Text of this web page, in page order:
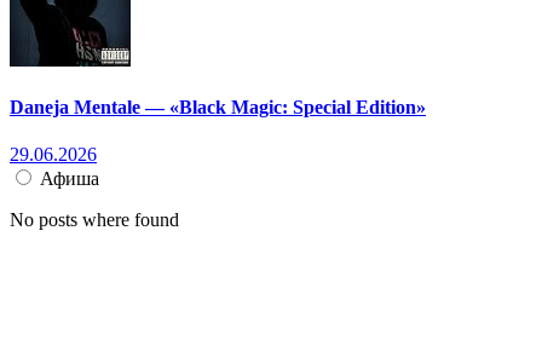
Daneja Mentale — «Black Magic: Special Edition»
29.06.2026
Афиша
No posts where found